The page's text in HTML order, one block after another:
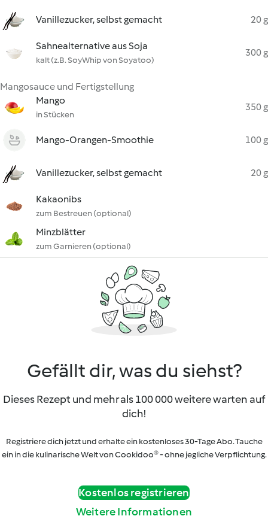
Vanillezucker, selbst gemacht 20 g
Sahnealternative aus Soja
kalt (z.B. SoyWhip von Soyatoo)
300 g
Mangosauce und Fertigstellung
Mango
in Stücken
350 g
Mango-Orangen-Smoothie 100 g
Vanillezucker, selbst gemacht 20 g
Kakaonibs
zum Bestreuen (optional)
Minzblätter
zum Garnieren (optional)
Gefällt dir, was du siehst?
Dieses Rezept und mehr als 100 000 weitere warten auf
dich!
Registriere dich jetzt und erhalte ein kostenloses 30-Tage Abo. Tauche
ein in die kulinarische Welt von Cookidoo® - ohne jegliche Verpflichtung.
Kostenlos registrieren
Weitere Informationen